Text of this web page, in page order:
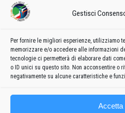
Gestisci
Per fornire le migliori esperienze, utilizziamo
memorizzare e/o accedere alle informazioni
tecnologie ci permetterà di elaborare dati
o ID unici su questo sito. Non acconsentire o
negativamente su alcune caratteristiche e
Accetta
721 / 48-006 SF.260C I-RAIU,
Incidente, 06 agosto
723 / 49-001
Incidente, 30 gennaio